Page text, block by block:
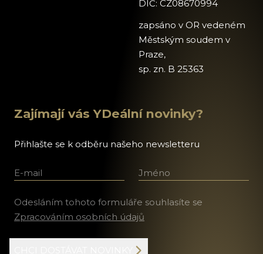
DIČ: CZ08670994
zapsáno v OR vedeném
Městským soudem v
Praze,
sp. zn. B 25363
Zajímají vás YDeální novinky?
Přihlašte se k odběru našeho newsletteru
E-mail Jméno a příjmení
Odesláním tohoto formuláře souhlasíte se
Zpracováním osobních údajů